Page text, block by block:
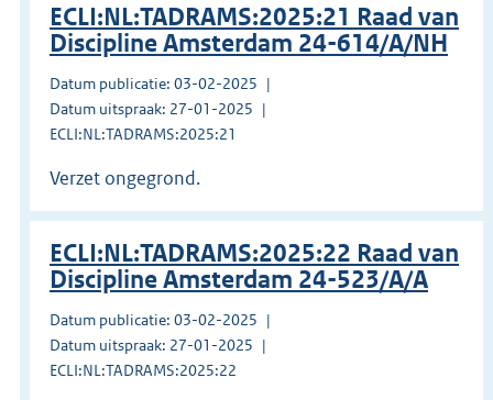
ECLI:NL:TADRAMS:2025:21 Raad van
Discipline Amsterdam 24-614/A/NH
Datum publicatie: 03-02-2025
Datum uitspraak: 27-01-2025
ECLI:NL:TADRAMS:2025:21
Verzet ongegrond.
ECLI:NL:TADRAMS:2025:22 Raad van
Discipline Amsterdam 24-523/A/A
Datum publicatie: 03-02-2025
Datum uitspraak: 27-01-2025
ECLI:NL:TADRAMS:2025:22